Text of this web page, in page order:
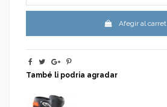
Afegir al carret
També li podria agradar